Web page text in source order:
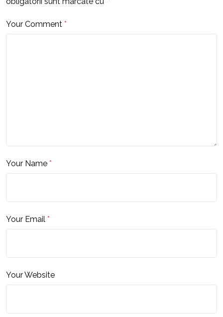
Your Comment *
Your Name *
Your Email *
Your Website